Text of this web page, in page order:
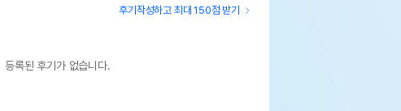
후기작성하고 최대 150점 받기
등록된 후기가 없습니다.